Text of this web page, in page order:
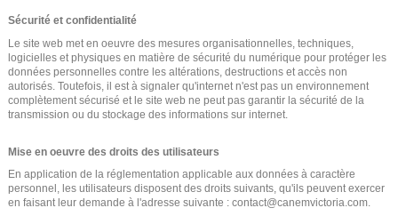
Sécurité et confidentialité
Le site web met en oeuvre des mesures organisationnelles, techniques,
logicielles et physiques en matière de sécurité du numérique pour protéger les
données personnelles contre les altérations, destructions et accès non
autorisés. Toutefois, il est à signaler qu'internet n'est pas un environnement
complètement sécurisé et le site web ne peut pas garantir la sécurité de la
transmission ou du stockage des informations sur internet.
Mise en oeuvre des droits des utilisateurs
En application de la réglementation applicable aux données à caractère
personnel, les utilisateurs disposent des droits suivants, qu'ils peuvent exercer
en faisant leur demande à l'adresse suivante : contact@canemvictoria.com.